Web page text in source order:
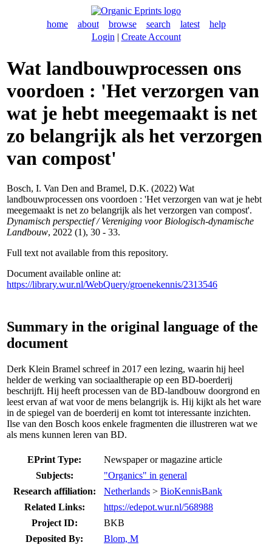
home about browse search latest
help
Login | Create Account
Wat landbouwprocessen ons
voordoen : 'Het verzorgen van
wat je hebt meegemaakt is net
zo belangrijk als het verzorgen
van compost'
Bosch, I. Van Den and Bramel, D.K. (2022) Wat
landbouwprocessen ons voordoen : 'Het verzorgen van wat je hebt
meegemaakt is net zo belangrijk als het verzorgen van compost'.
Dynamisch perspectief / Vereniging voor Biologisch-dynamische
Landbouw, 2022 (1), 30 - 33.
Full text not available from this repository.
Document available online at:
https://library.wur.nl/WebQuery/groenekennis/2313546
Summary in the original language of the
document
Derk Klein Bramel schreef in 2017 een lezing, waarin hij heel
helder de werking van sociaaltherapie op een BD-boerderij
beschrijft. Hij heeft processen van de BD-landbouw doorgrond en
leest ervan af wat voor de mens belangrijk is. Hij kijkt als het ware
in de spiegel van de boerderij en komt tot interessante inzichten.
Ilse van den Bosch koos enkele fragmenten die illustreren wat we
als mens kunnen leren van BD.
EPrint Type:
Newspaper or magazine article
Subjects:
"Organics" in general
Research affiliation:
Netherlands > BioKennisBank
Related Links:
https://edepot.wur.nl/568988
Project ID:
BKB
Deposited By:
Blom, M